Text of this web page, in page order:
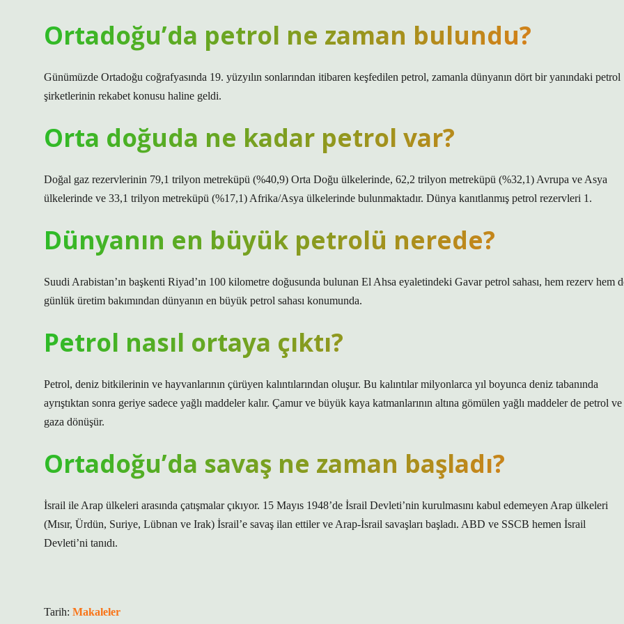
Ortadoğu’da petrol ne zaman bulundu?
Günümüzde Ortadoğu coğrafyasında 19. yüzyılın sonlarından itibaren keşfedilen petrol, zamanla dünyanın dört bir yanındaki petrol
şirketlerinin rekabet konusu haline geldi.
Orta doğuda ne kadar petrol var?
Doğal gaz rezervlerinin 79,1 trilyon metreküpü (%40,9) Orta Doğu ülkelerinde, 62,2 trilyon metreküpü (%32,1) Avrupa ve Asya
ülkelerinde ve 33,1 trilyon metreküpü (%17,1) Afrika/Asya ülkelerinde bulunmaktadır. Dünya kanıtlanmış petrol rezervleri 1.
Dünyanın en büyük petrolü nerede?
Suudi Arabistan’ın başkenti Riyad’ın 100 kilometre doğusunda bulunan El Ahsa eyaletindeki Gavar petrol sahası, hem rezerv hem
günlük üretim bakımından dünyanın en büyük petrol sahası konumunda.
Petrol nasıl ortaya çıktı?
Petrol, deniz bitkilerinin ve hayvanlarının çürüyen kalıntılarından oluşur. Bu kalıntılar milyonlarca yıl boyunca deniz tabanında
ayrıştıktan sonra geriye sadece yağlı maddeler kalır. Çamur ve büyük kaya katmanlarının altına gömülen yağlı maddeler de petrol ve
gaza dönüşür.
Ortadoğu’da savaş ne zaman başladı?
İsrail ile Arap ülkeleri arasında çatışmalar çıkıyor. 15 Mayıs 1948’de İsrail Devleti’nin kurulmasını kabul edemeyen Arap ülkeleri
(Mısır, Ürdün, Suriye, Lübnan ve Irak) İsrail’e savaş ilan ettiler ve Arap-İsrail savaşları başladı. ABD ve SSCB hemen İsrail
Devleti’ni tanıdı.
Tarih: Makaleler